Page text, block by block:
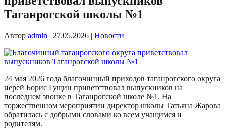
Таганрогской школы №1
Автор admin | 27.05.2026 | Новости
24 мая 2026 года благочинный приходов таганрогского округа
иерей Борис Гущин приветствовал выпускников на
последнем звонке в Таганрогской школе №1. На
торжественном мероприятии директор школы Татьяна Жарова
обратилась с добрыми словами ко всем учащимся и
родителям.